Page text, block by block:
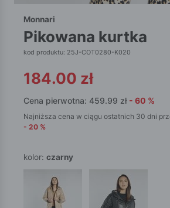
Monnari
pikowana kurtka
kod produktu: 25J-COT0280-K020
184.00 zł
Cena pierwotna: 459.99 zł - 60 %
Najniższa cena w ciągu ostatnich 30 dni
- 20 %
kolor: czarny